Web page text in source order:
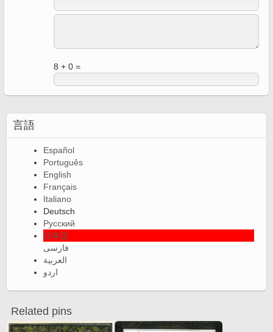
8 + 0 =
言語
Español
Português
English
Français
Italiano
Deutsch
Русский
日本語
فارسی
العربية
اردو
Related pins